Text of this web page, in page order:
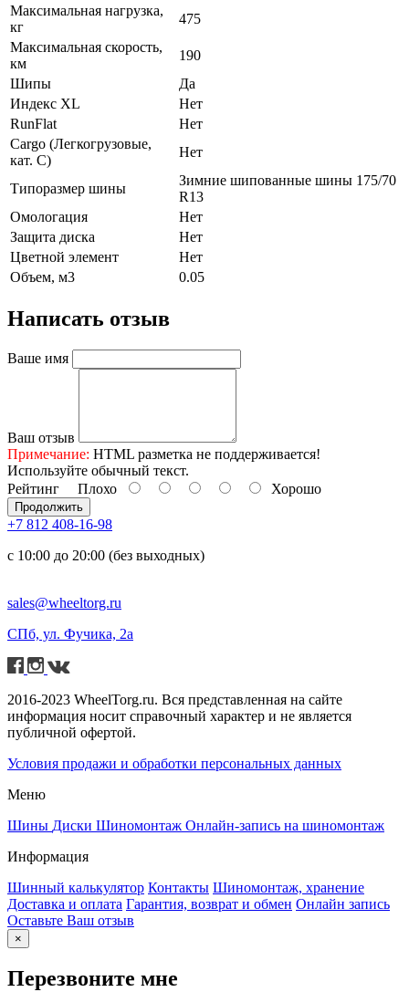
Максимальная нагрузка,
кг
475
Максимальная скорость,
км
190
Шипы
Да
Индекс XL
Нет
RunFlat
Нет
Cargo (Легкогрузовые,
кат. С)
Нет
Типоразмер шины
Зимние шипованные шины 175/70
R13
Омологация
Нет
Защита диска
Нет
Цветной элемент
Нет
Объем, м3
0.05
Написать отзыв
Ваше имя
Ваш отзыв
Примечание: HTML разметка не поддерживается!
Используйте обычный текст.
Рейтинг Плохо Хорошо
Продолжить
+7 812 408-16-98
с 10:00 до 20:00 (без выходных)
sales@wheeltorg.ru
СПб, ул. Фучика, 2а
2016-2023 WheelTorg.ru. Вся представленная на сайте
информация носит справочный характер и не является
публичной офертой.
Условия продажи и обработки персональных данных
Меню
Шины Диски Шиномонтаж Онлайн-запись на шиномонтаж
Информация
Шинный калькулятор Контакты Шиномонтаж, хранение
Доставка и оплата Гарантия, возврат и обмен Онлайн запись
Оставьте Ваш отзыв
×
Перезвоните мне